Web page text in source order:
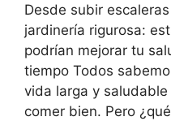
Desde subir
jardinería rigurosa:
podrían mejorar tu
tiempo Todos
vida larga y
comer bien. Pero